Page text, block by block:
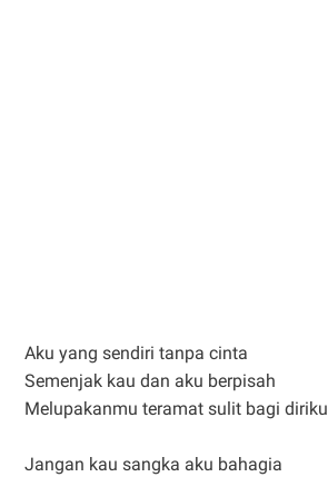
Aku yang sendiri tanpa cinta
Semenjak kau dan aku berpisah
Melupakanmu teramat sulit bagi diriku
Jangan kau sangka aku bahagia